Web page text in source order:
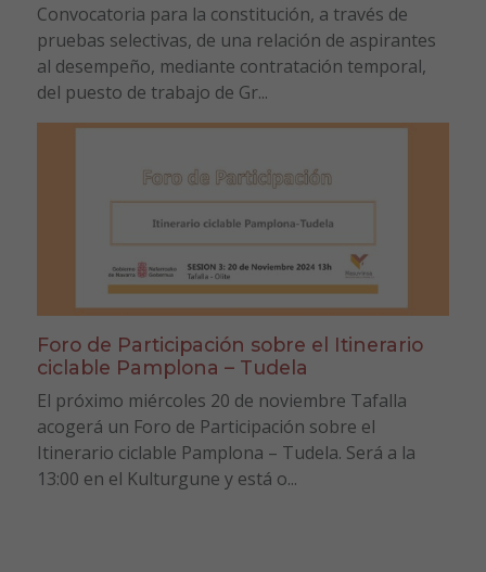
Convocatoria para la constitución, a través de
pruebas selectivas, de una relación de aspirantes
al desempeño, mediante contratación temporal,
del puesto de trabajo de Gr...
Foro de Participación sobre el Itinerario
ciclable Pamplona – Tudela
El próximo miércoles 20 de noviembre Tafalla
acogerá un Foro de Participación sobre el
Itinerario ciclable Pamplona – Tudela. Será a la
13:00 en el Kulturgune y está o...